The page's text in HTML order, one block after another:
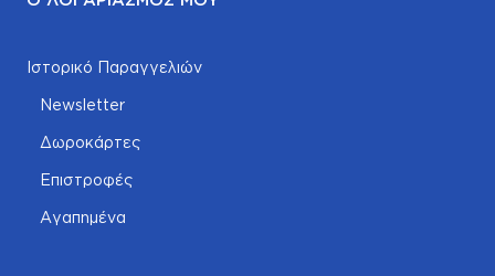
Ιστορικό Παραγγελιών
Newsletter
Δωροκάρτες
Επιστροφές
Αγαπημένα